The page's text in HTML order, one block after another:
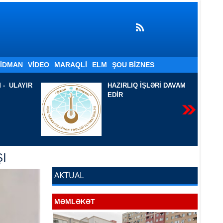
İDMAN VIDEO MARAQLI ELM ŞOU BIZNES
DAVAM
İKİ ŞEİRƏ BİR BAXIŞ
-Sevil Azadqızı Filoloq.
AJB, AYB-nin üzvü. Ədəbi
AKTUAL
MƏMLƏKƏT